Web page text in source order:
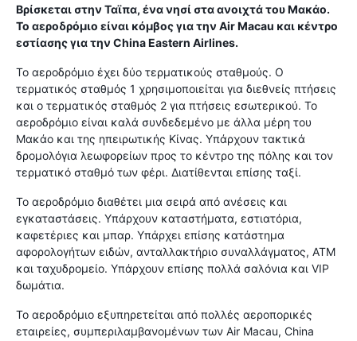
Βρίσκεται στην Ταϊπα, ένα νησί στα ανοιχτά του Μακάο.
Το αεροδρόμιο είναι κόμβος για την Air Macau και κέντρο
εστίασης για την China Eastern Airlines.
Το αεροδρόμιο έχει δύο τερματικούς σταθμούς. Ο
τερματικός σταθμός 1 χρησιμοποιείται για διεθνείς πτήσεις
και ο τερματικός σταθμός 2 για πτήσεις εσωτερικού. Το
αεροδρόμιο είναι καλά συνδεδεμένο με άλλα μέρη του
Μακάο και της ηπειρωτικής Κίνας. Υπάρχουν τακτικά
δρομολόγια λεωφορείων προς το κέντρο της πόλης και τον
τερματικό σταθμό των φέρι. Διατίθενται επίσης ταξί.
Το αεροδρόμιο διαθέτει μια σειρά από ανέσεις και
εγκαταστάσεις. Υπάρχουν καταστήματα, εστιατόρια,
καφετέριες και μπαρ. Υπάρχει επίσης κατάστημα
αφορολογήτων ειδών, ανταλλακτήριο συναλλάγματος, ΑΤΜ
και ταχυδρομείο. Υπάρχουν επίσης πολλά σαλόνια και VIP
δωμάτια.
Το αεροδρόμιο εξυπηρετείται από πολλές αεροπορικές
εταιρείες, συμπεριλαμβανομένων των Air Macau, China